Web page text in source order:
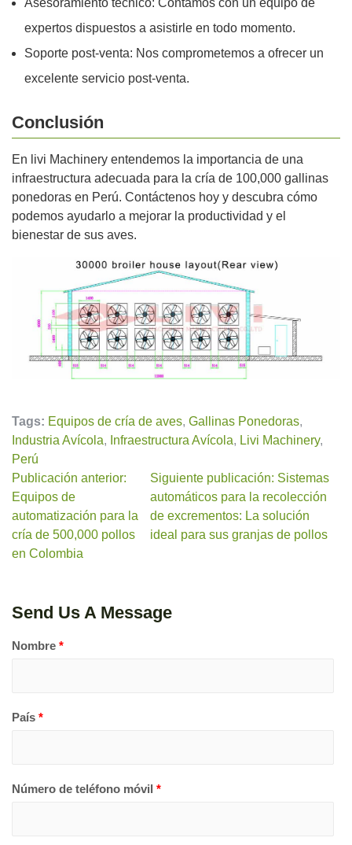
Asesoramiento técnico: Contamos con un equipo de
expertos dispuestos a asistirle en todo momento.
Soporte post-venta: Nos comprometemos a ofrecer un
excelente servicio post-venta.
Conclusión
En livi Machinery entendemos la importancia de una
infraestructura adecuada para la cría de 100,000 gallinas
ponedoras en Perú. Contáctenos hoy y descubra cómo
podemos ayudarlo a mejorar la productividad y el
bienestar de sus aves.
Tags: Equipos de cría de aves, Gallinas Ponedoras,
Industria Avícola, Infraestructura Avícola, Livi Machinery,
Perú
Publicación anterior:
Equipos de
automatización para la
cría de 500,000 pollos
en Colombia
Siguiente publicación: Sistemas
automáticos para la recolección
de excrementos: La solución
ideal para sus granjas de pollos
Send Us A Message
Nombre *
País *
Número de teléfono móvil *